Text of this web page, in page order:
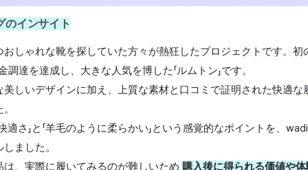
のインサイト
しゃれな靴を探していた方々が熱狂したプロジェクトです。初
達を達成し、大きな人気を博した「ルムトン」です。
しいデザインに加え、上質な素材と口コミで証明された快適
適さ」と「羊毛のように柔らかい」という感覚的なポイントを、
ました。
、実際に履いてみるのが難しいため 購入後に得られる価値や